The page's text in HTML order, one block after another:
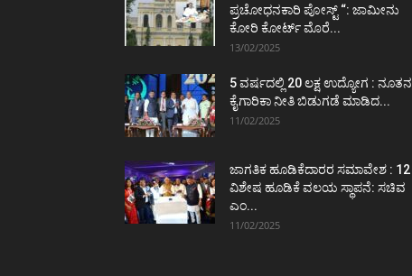
ಪ್ರಚೋಧನಕಾರಿ ಪೋಸ್ಟ್‌ “: ಜಾಮೀನು
ಕೋರಿ ಕೋರ್ಟ್‌ ಮೊರೆ...
13/02/2025
5 ವರ್ಷದಲ್ಲಿ 20 ಲಕ್ಷ ಉದ್ಯೋಗ : ನೂತನ
ಕೈಗಾರಿಕಾ ನೀತಿ ಬಿಡುಗಡೆ ಮಾಡಿದ...
11/02/2025
ಜಾಗತಿಕ ಹೂಡಿಕೆದಾರರ ಸಮಾವೇಶ : 12
ವಿಶೇಷ ಹೂಡಿಕೆ ವಲಯ ಸ್ಥಾಪನೆ: ಸಚಿವ
ಎಂ...
11/02/2025